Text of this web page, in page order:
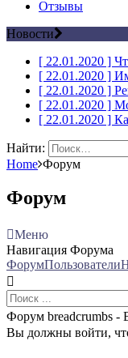
Отзывы
Новости
[ 22.01.2020 ]
[ 22.01.2020 ]
[ 22.01.2020 ]
[ 22.01.2020 ]
[ 22.01.2020 ]
Найти:
Home Форум
Форум
Меню
Навигация Форума
ФорумПользователи
Форум breadcrumbs -
Вы должны войти,